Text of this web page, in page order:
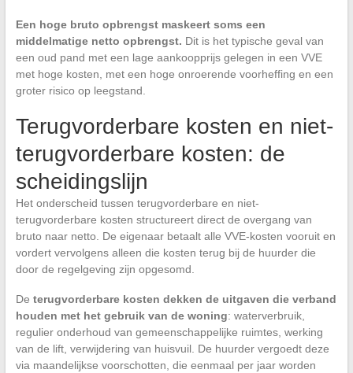
Een hoge bruto opbrengst maskeert soms een
middelmatige netto opbrengst. Dit is het typische geval van
een oud pand met een lage aankoopprijs gelegen in een VVE
met hoge kosten, met een hoge onroerende voorheffing en een
groter risico op leegstand.
Terugvorderbare kosten en niet-
terugvorderbare kosten: de
scheidingslijn
Het onderscheid tussen terugvorderbare en niet-
terugvorderbare kosten structureert direct de overgang van
bruto naar netto. De eigenaar betaalt alle VVE-kosten vooruit en
vordert vervolgens alleen die kosten terug bij de huurder die
door de regelgeving zijn opgesomd.
De terugvorderbare kosten dekken de uitgaven die verband
houden met het gebruik van de woning: waterverbruik,
regulier onderhoud van gemeenschappelijke ruimtes, werking
van de lift, verwijdering van huisvuil. De huurder vergoedt deze
via maandelijkse voorschotten, die eenmaal per jaar worden